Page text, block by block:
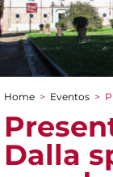
You are
Home > Eventos >
Dalla